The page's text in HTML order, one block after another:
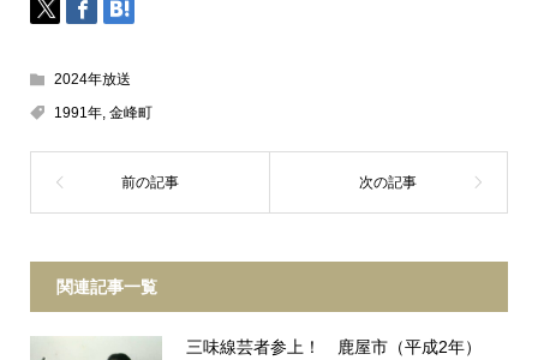
2024年放送
1991年, 金峰町
関連記事一覧
三味線芸者参上！ 鹿屋市（平成2年）